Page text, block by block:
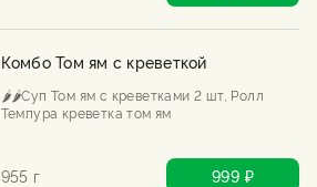
Комбо Том ям с креветкой
🌶️🌶️Суп Том ям с креветками 2 шт, Ролл
Темпура креветка том ям
955 г 999 ₽